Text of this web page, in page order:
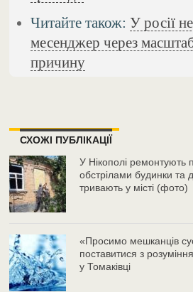
Читайте також:У росії
месенджер через
причину
СХОЖІ ПУБЛІКАЦІЇ
У Нікополі ремонтують
обстрілами будинки та
тривають у місті (фото)
«Просимо мешканців
поставитися з
у Томаківці